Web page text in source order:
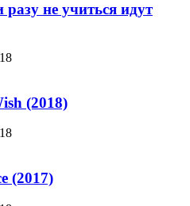
не учиться идут
(2018)
(2017)